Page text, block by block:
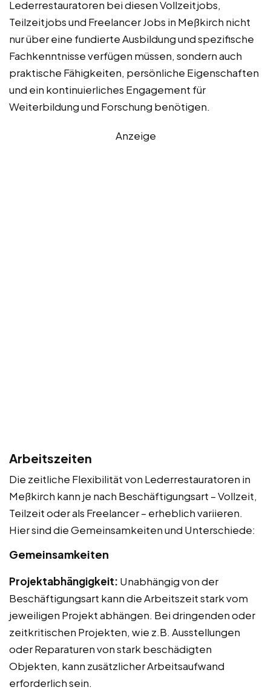
Lederrestauratoren bei diesen Vollzeitjobs,
Teilzeitjobs und Freelancer Jobs in Meßkirch nicht
nur über eine fundierte Ausbildung und spezifische
Fachkenntnisse verfügen müssen, sondern auch
praktische Fähigkeiten, persönliche Eigenschaften
und ein kontinuierliches Engagement für
Weiterbildung und Forschung benötigen.
Anzeige
Arbeitszeiten
Die zeitliche Flexibilität von Lederrestauratoren in
Meßkirch kann je nach Beschäftigungsart – Vollzeit,
Teilzeit oder als Freelancer – erheblich variieren.
Hier sind die Gemeinsamkeiten und Unterschiede:
Gemeinsamkeiten
Projektabhängigkeit: Unabhängig von der
Beschäftigungsart kann die Arbeitszeit stark vom
jeweiligen Projekt abhängen. Bei dringenden oder
zeitkritischen Projekten, wie z.B. Ausstellungen
oder Reparaturen von stark beschädigten
Objekten, kann zusätzlicher Arbeitsaufwand
erforderlich sein.